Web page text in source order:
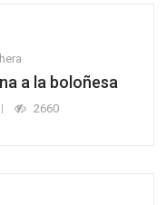
a la boloñesa
2660